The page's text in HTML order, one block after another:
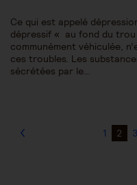
Ce qui est appelé
dépressif « au fond du
communément véhiculée,
ces troubles. Les
sécrétées par le…
1 2 3